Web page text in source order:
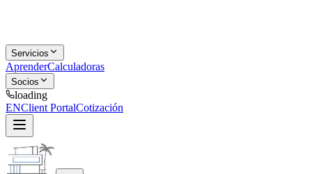
Servicios
AprenderCalculadoras
Socios
loading
ENClient PortalCotización